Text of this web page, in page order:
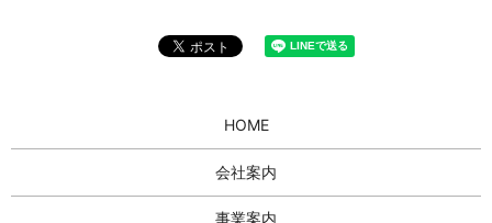
HOME
会社案内
事業案内